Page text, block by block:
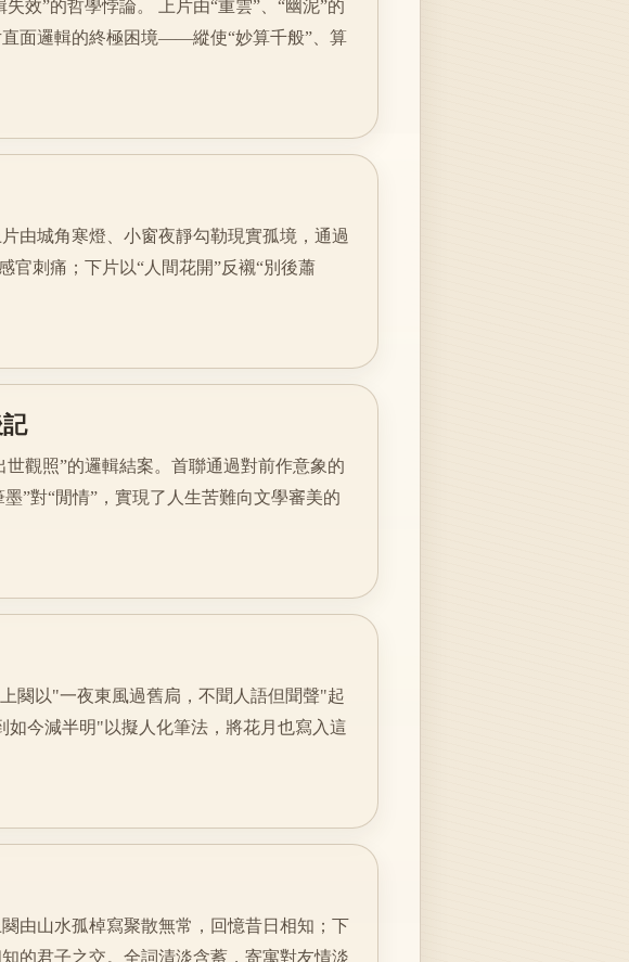
效”的哲學悖論。 上片由“重雲”、“幽泥”的
面邏輯的終極困境——縱使“妙算千般”、算
由城角寒燈、小窗夜靜勾勒現實孤境，通過
官刺痛；下片以“人間花開”反襯“別後蕭
觀照”的邏輯結案。首聯通過對前作意象的
”對“閒情”，實現了人生苦難向文學審美的
闋以"一夜東風過舊扃，不聞人語但聞聲"起
今減半明"以擬人化筆法，將花月也寫入這
由山水孤棹寫聚散無常，回憶昔日相知；下
的君子之交。全詞清淡含蓄，寄寓對友情淡